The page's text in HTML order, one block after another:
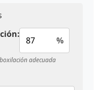
%
adecuada